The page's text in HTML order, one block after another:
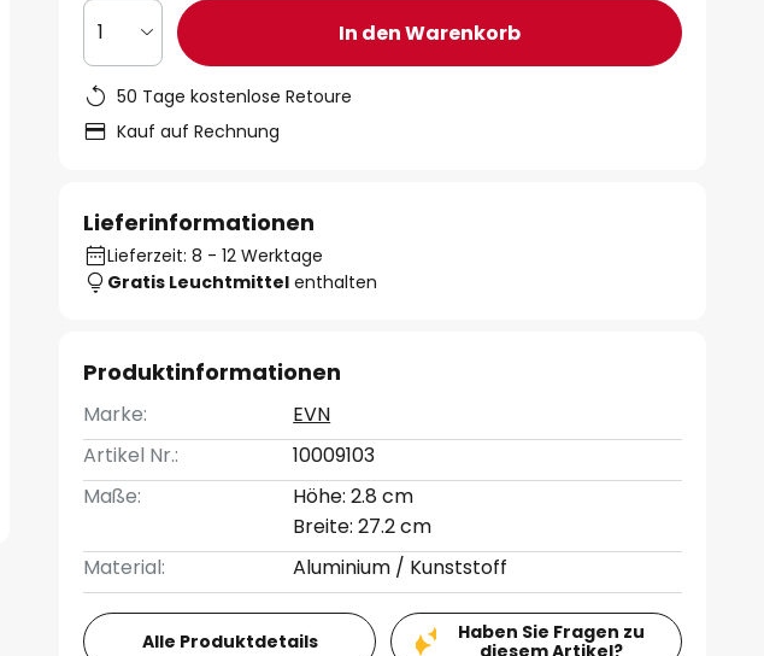
1 In den Warenkorb
50 Tage kostenlose Retoure
Kauf auf Rechnung
Lieferinformationen
Lieferzeit: 8 - 12 Werktage
Gratis Leuchtmittel enthalten
Produktinformationen
Marke:
EVN
Artikel Nr.:
10009103
Maße:
Höhe: 2.8 cm
Breite: 27.2 cm
Material:
Aluminium / Kunststoff
Alle Produktdetails
Haben Sie Fragen zu
diesem Artikel?